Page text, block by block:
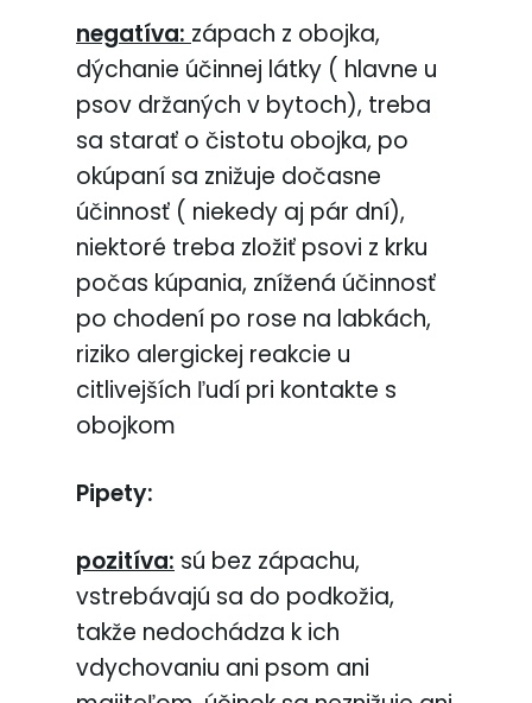
negatíva: zápach z obojka,
dýchanie účinnej látky ( hlavne u
psov držaných v bytoch), treba
sa starať o čistotu obojka, po
okúpaní sa znižuje dočasne
účinnosť ( niekedy aj pár dní),
niektoré treba zložiť psovi z krku
počas kúpania, znížená účinnosť
po chodení po rose na labkách,
riziko alergickej reakcie u
citlivejších ľudí pri kontakte s
obojkom
Pipety:
pozitíva: sú bez zápachu,
vstrebávajú sa do podkožia,
takže nedochádza k ich
vdychovaniu ani psom ani